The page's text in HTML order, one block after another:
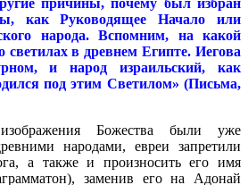
причины, почему был избран
как Руководящее Начало или
народа. Вспомним, на какой
светилах в древнем Египте. Иегова
и народ израильский, как
под этим Светилом» (Письма,
Божества были уже
народами, евреи запретили
а также и произносить его имя